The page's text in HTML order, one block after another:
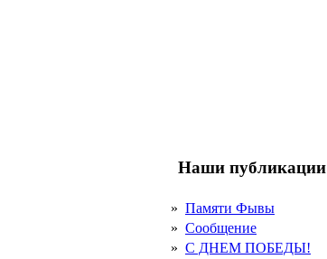
Наши публикации
» Памяти Фывы
» Сообщение
» С ДНЕМ ПОБЕДЫ!